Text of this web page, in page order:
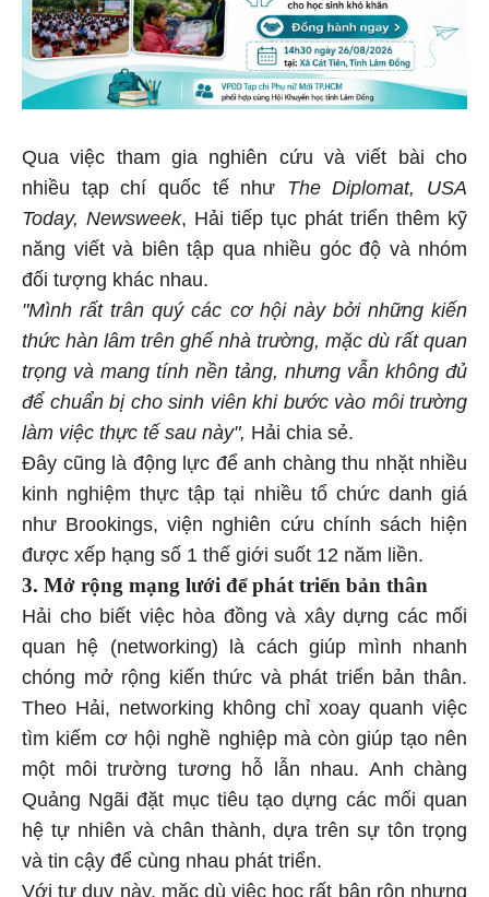
Qua việc tham gia nghiên cứu và viết bài cho
nhiều tạp chí quốc tế như The Diplomat, USA
Today, Newsweek, Hải tiếp tục phát triển thêm kỹ
năng viết và biên tập qua nhiều góc độ và nhóm
đối tượng khác nhau.
"Mình rất trân quý các cơ hội này bởi những kiến
thức hàn lâm trên ghế nhà trường, mặc dù rất quan
trọng và mang tính nền tảng, nhưng vẫn không đủ
để chuẩn bị cho sinh viên khi bước vào môi trường
làm việc thực tế sau này", Hải chia sẻ.
Đây cũng là động lực để anh chàng thu nhặt nhiều
kinh nghiệm thực tập tại nhiều tổ chức danh giá
như Brookings, viện nghiên cứu chính sách hiện
được xếp hạng số 1 thế giới suốt 12 năm liền.
3. Mở rộng mạng lưới để phát triển bản thân
Hải cho biết việc hòa đồng và xây dựng các mối
quan hệ (networking) là cách giúp mình nhanh
chóng mở rộng kiến thức và phát triển bản thân.
Theo Hải, networking không chỉ xoay quanh việc
tìm kiếm cơ hội nghề nghiệp mà còn giúp tạo nên
một môi trường tương hỗ lẫn nhau. Anh chàng
Quảng Ngãi đặt mục tiêu tạo dựng các mối quan
hệ tự nhiên và chân thành, dựa trên sự tôn trọng
và tin cậy để cùng nhau phát triển.